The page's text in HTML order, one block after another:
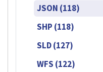
JSON (118)
SHP (118)
SLD (127)
WFS (122)